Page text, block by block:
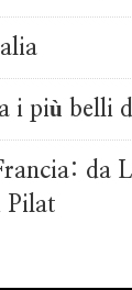
i più belli
da
Pilat